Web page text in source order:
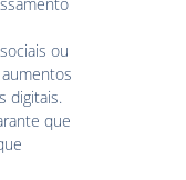
ou
digitais.
que